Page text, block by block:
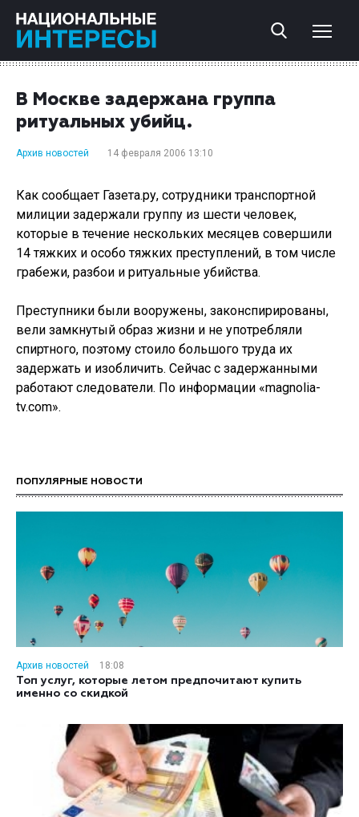
В Москве задержана группа
ритуальных убийц.
Архив новостей 14 февраля 2006 13:10
Как сообщает Газета.ру, сотрудники транспортной
милиции задержали группу из шести человек,
которые в течение нескольких месяцев совершили
14 тяжких и особо тяжких преступлений, в том числе
грабежи, разбои и ритуальные убийства.
Преступники были вооружены, законспирированы,
вели замкнутый образ жизни и не употребляли
спиртного, поэтому стоило большого труда их
задержать и изобличить. Сейчас с задержанными
работают следователи. По информации «magnolia-
tv.com».
ПОПУЛЯРНЫЕ НОВОСТИ
Архив новостей
18:08
Топ услуг, которые летом предпочитают купить
именно со скидкой